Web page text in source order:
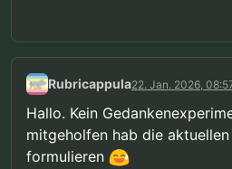
Rubricappula22. Jan. 2026,
Hallo. Kein
mitgeholfen hab die
formulieren